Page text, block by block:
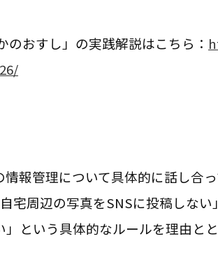
おすし」の実践解説はこちら：
報管理について具体的に話し合
宅周辺の写真をSNSに投稿しない
という具体的なルールを理由と